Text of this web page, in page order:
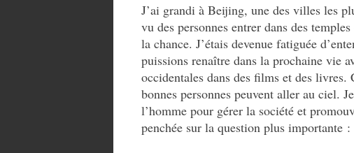
J’ai grandi à Beijing, une des villes les
vu des personnes entrer dans des
la chance. J’étais devenue fatiguée
puissions renaître dans la prochaine vie
occidentales dans des films et des livres.
bonnes personnes peuvent aller au ciel.
l’homme pour gérer la société et
penchée sur la question plus importante